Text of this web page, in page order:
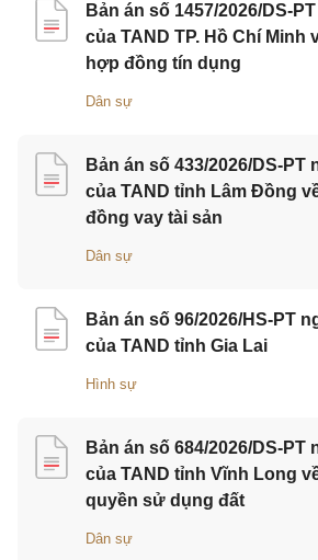
Bản án số 1457/2026/DS-
của TAND TP. Hồ Chí Minh
hợp đồng tín dụng
Dân sự
Bản án số 433/2026/DS-PT
của TAND tỉnh Lâm Đồng
đồng vay tài sản
Dân sự
Bản án số 96/2026/HS-PT
của TAND tỉnh Gia Lai
Hình sự
Bản án số 684/2026/DS-PT
của TAND tỉnh Vĩnh Long
quyền sử dụng đất
Dân sự